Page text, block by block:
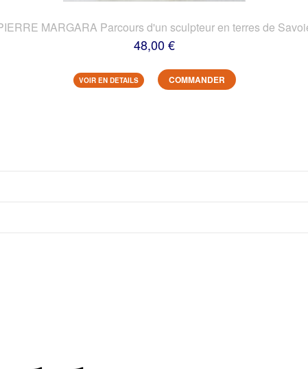
MARGARA Parcours d'un sculpteur en terres de
48,00 €
VOIR EN DETAILS COMMANDER